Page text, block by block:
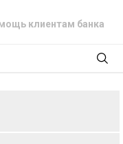
клиентам банка